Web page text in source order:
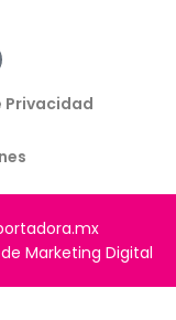
Privacidad
Marketing Digital